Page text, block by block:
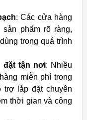
: Các cửa hàng
phẩm rõ ràng,
trong quá trình
đặt tận nơi: Nhiều
miễn phí trong
trợ lắp đặt chuyên
thời gian và công